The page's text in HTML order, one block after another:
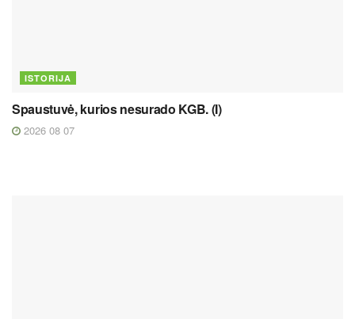
ISTORIJA
Spaustuvė, kurios nesurado KGB. (I)
2026 08 07